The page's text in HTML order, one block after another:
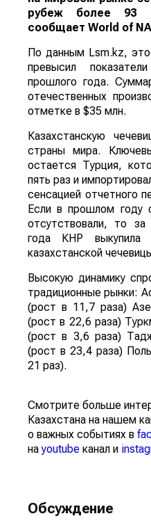
рубеж более 93
сообщает World of
По данным Lsm.kz,
превысил
прошлого года.
отечественных
отметке в $35 млн.
Казахстанскую
страны мира.
остается Турция,
пять раз и
сенсацией отчетного
Если в прошлом году
отсутствовали, то
года КНР
казахстанской
Высокую динамику
традиционные рынки:
(рост в 11,7 раза)
(рост в 22,6 раза)
(рост в 3,6 раза)
(рост в 23,4 раза)
21 раз).
Смотрите больше
Казахстана на нашем
о важных событиях в
наyoutube канал и
Обсуждение